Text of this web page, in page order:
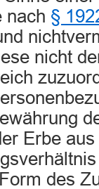
nach §
nicht
Erbe
des